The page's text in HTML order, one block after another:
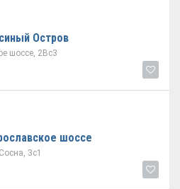
Остров
шоссе, 2Вc3
шоссе
3с1